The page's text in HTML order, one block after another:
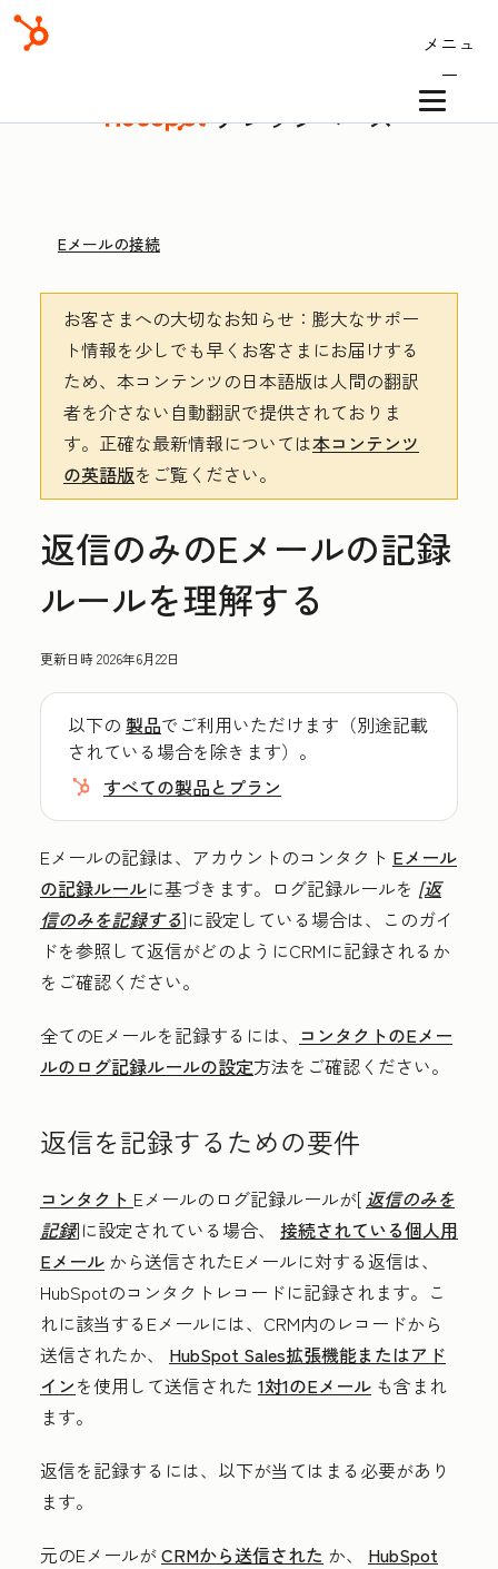
メニュ
ー
ナレッジベース
Eメールの接続
お客さまへの大切なお知らせ ：膨大なサポー
ト情報を少しでも早くお客さまにお届けする
ため、本コンテンツの日本語版は人間の翻訳
者を介さない自動翻訳で提供されておりま
す。 正確な最新情報については本コンテンツ
の英語版をご覧ください。
返信のみのEメールの記録
ルールを理解する
更新日時2026年6月22日
以下の 製品でご利用いただけます（別途記載
されている場合を除きます）。
すべての製品とプラン
Eメールの記録は、アカウントのコンタクト Eメール
の記録ルールに基づきます。ログ記録ルールを [返
信のみを記録する]に設定している場合は、このガイ
ドを参照して返信がどのようにCRMに記録されるか
をご確認ください。
全てのEメールを記録するには、 コンタクトのEメー
ルのログ記録ルールの設定方法をご確認ください。
返信を記録するための要件
コンタクト Eメールのログ記録ルールが[ 返信のみを
記録]に設定されている場合、 接続されている個人用
Eメール から送信されたEメールに対する返信は、
HubSpotのコンタクトレコードに記録されます。こ
れに該当するEメールには、CRM内のレコードから
送信されたか、 HubSpot Sales拡張機能またはアド
インを使用して送信された 1対1のEメール も含まれ
ます。
返信を記録するには、以下が当てはまる必要があり
ます。
元のEメールがCRMから送信された か、 HubSpot